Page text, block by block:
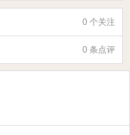
0 个关注
0 条点评